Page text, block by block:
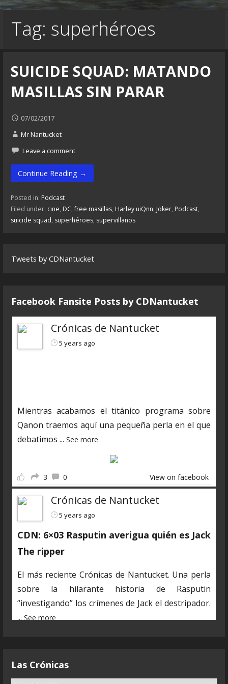
Tag: superhéroes
SUICIDE SQUAD: MATANDO
MASILLAS SIN PARAR
07/02/2017
Mr Nantucket
Leave a comment
Continue Reading →
Posted in: Podcast
Filed under: cine, DC,free masillas, Harley uiQnn, Joker, Podcast,
suicide squad, superhéroes, supervillanos
Tweets by CDNantucket
Facebook Fansite Posts by ‎CDNantucket
Crónicas de Nantucket
5 years ago
Mientras acabamos el titánico programa sobre
Qanon traemos aquí una pequeña perla en el que
debatimos ... See more
3 0 View on facebook
Crónicas de Nantucket
5 years ago
CDN: 6×03 Rasputin averigua quién es Jack
The ripper
El más reciente Crónicas de Nantucket. Una perla
sobre la hilarante historia de Rasputin
“investigando” los crímenes de Jack el destripador.
...See more
secreta. Poco a poco volvemos a la normalidad y ya
Las Crónicas